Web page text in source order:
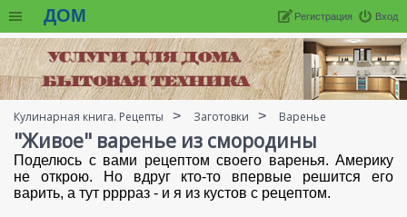
ДОМ Вход
Регистрация
Кулинарная книга. Рецепты Заготовки Варенье
"Живое" варенье из смородины
Поделюсь с вами рецептом своего варенья. Америку
не открою. Но вдруг кто-то впервые решится его
варить, а тут рррраз - и я из кустов с рецептом.